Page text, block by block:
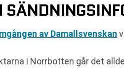
av Damallsvenskan
i Norrbotten går det